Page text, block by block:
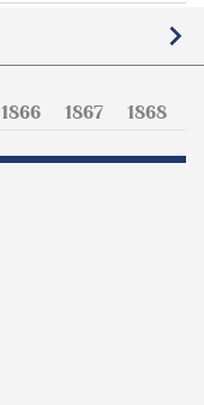
1866 1867 1868